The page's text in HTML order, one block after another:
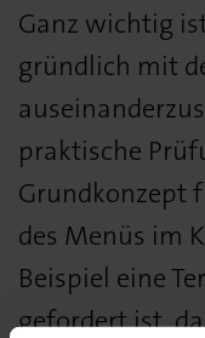
Ganz wichtig
gründlich mit
praktische
Grundkonzept
des Menüs im
Beispiel eine
gefordert ist,